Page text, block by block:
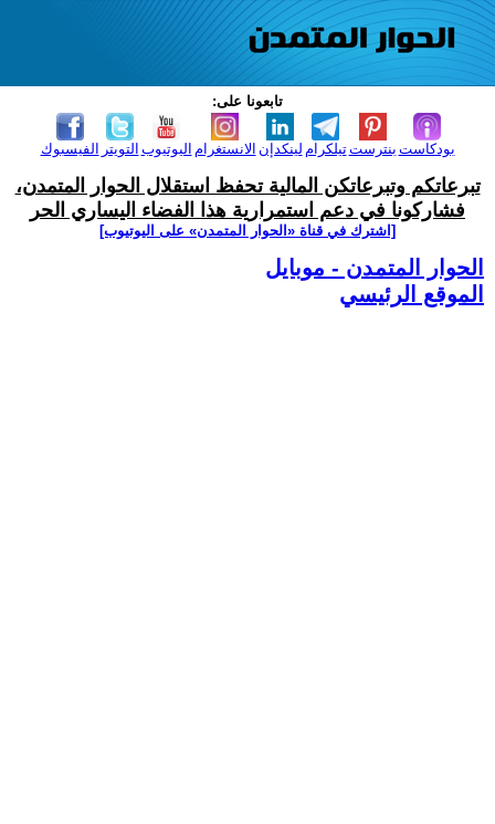
تابعونا على:
الفيسبوك التويتر اليوتيوب الانستغرام لينكدإن تيلكرامبنترست بودكاست
تبرعاتكم وتبرعاتكن المالية تحفظ استقلال الحوار المتمدن،
فشاركونا في دعم استمرارية هذا الفضاء اليساري الحر
[اشترك في قناة ‫«الحوار المتمدن» على اليوتيوب]
الحوار المتمدن - موبايل
الموقع الرئيسي